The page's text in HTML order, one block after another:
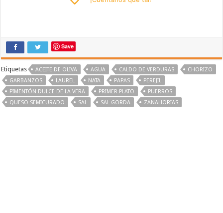
Save
Etiquetas ACEITE DE OLIVA AGUA CALDO DE VERDURAS
CHORIZO
GARBANZOS
LAUREL NATA PAPAS
PEREJIL
PIMENTÓN DULCE DE LA VERA
PRIMER PLATO
PUERROS
QUESO SEMICURADO
SAL SAL GORDA ZANAHORIAS